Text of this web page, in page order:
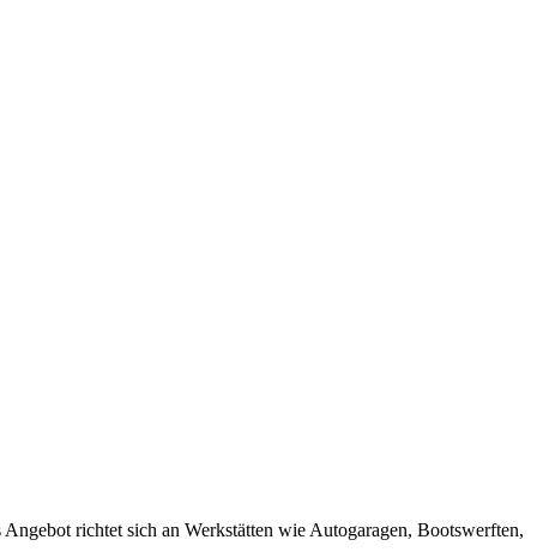
richtet sich an Werkstätten wie Autogaragen, Bootswerften,